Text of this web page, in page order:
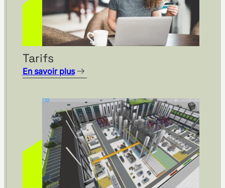
Sorin Group Allemagne –
Réorganisation Lean en 3D
avec le logiciel visTable®
Tarifs
En savoir plus